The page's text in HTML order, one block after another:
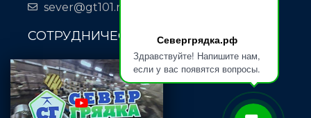
Севергрядка.рф
Здравствуйте! Напишите нам,
если у вас появятся вопросы.
sever@gt101.ru
СОТРУДНИЧЕСТВО
Отдел закупок:
18@gt101.ru
Отдел кадров: